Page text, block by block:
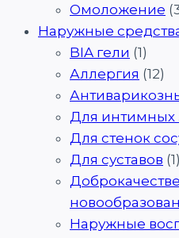
Омоложение
Наружные
BIA гели (1)
Аллергия (12)
Для интимных
Для стенок
Для суставов (1)
Наружные